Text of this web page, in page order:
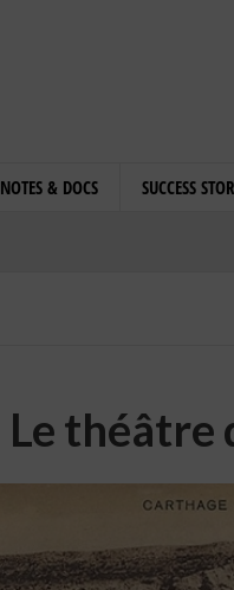
NOTES & DOCS SUCCESS
Le théâtre